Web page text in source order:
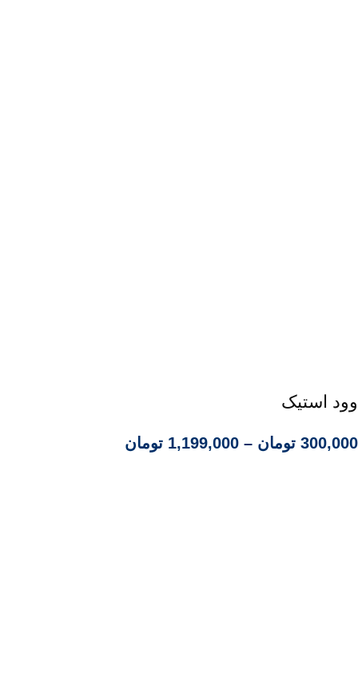
وود استیک
300,000 تومان –
1,199,000 تومان